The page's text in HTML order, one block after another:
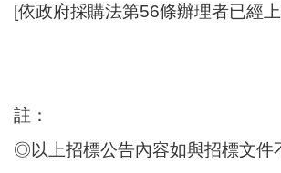
[依政府採購法第56條辦理者已經
註：
◎以上招標公告內容如與招標文件